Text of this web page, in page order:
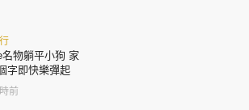
物躺平小狗 家
字即快樂彈起
前